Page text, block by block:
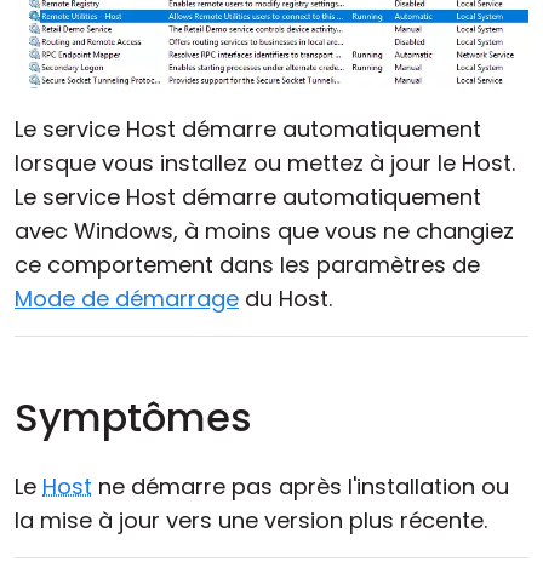
Le service Host démarre automatiquement
lorsque vous installez ou mettez à jour le Host.
Le service Host démarre automatiquement
avec Windows, à moins que vous ne changiez
ce comportement dans les paramètres de
Mode de démarrage du Host.
Symptômes
Le Host ne démarre pas après l'installation ou
la mise à jour vers une version plus récente.